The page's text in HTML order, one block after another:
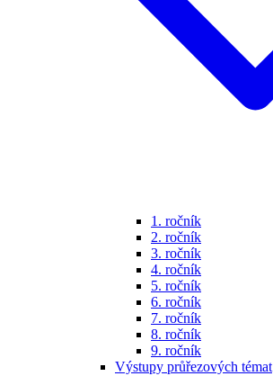
1. ročník
2. ročník
3. ročník
4. ročník
5. ročník
6. ročník
7. ročník
8. ročník
9. ročník
Výstupy průřezových témat